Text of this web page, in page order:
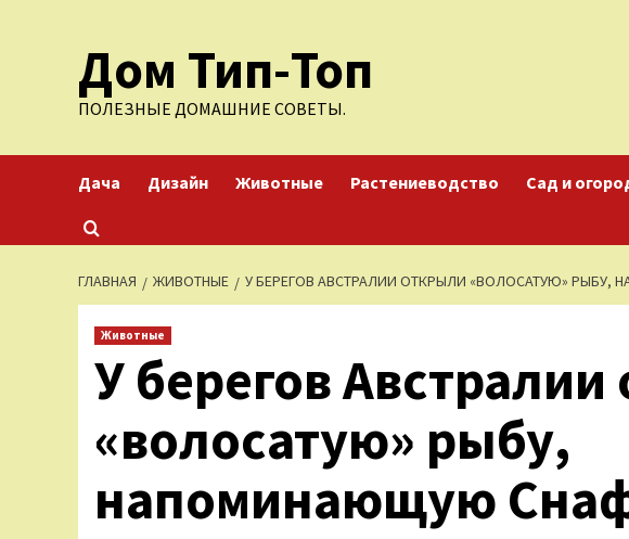
содержимомуДом Тип-Топ
ПОЛЕЗНЫЕ ДОМАШНИЕ СОВЕТЫ.
Дача Дизайн Животные Растениеводство Сад и
ГЛАВНАЯ ЖИВОТНЫЕ У БЕРЕГОВ АВСТРАЛИИ ОТКРЫЛИ «ВОЛОСАТУЮ»
Животные
У берегов
«волосатую» рыбу,
напоминающую